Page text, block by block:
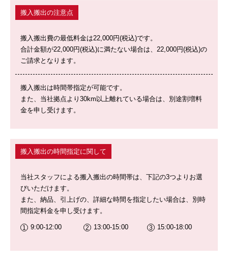
搬入搬出の注意点
搬入搬出費の最低料金は22,000円(税込)です。
合計金額が22,000円(税込)に満たない場合は、22,000円(税込)の
ご請求となります。
搬入搬出は時間帯指定が可能です。
また、当社拠点より30km以上離れている場合は、別途割増料
金を申し受けます。
搬入搬出の時間指定に関して
当社スタッフによる搬入搬出の時間帯は、下記の3つよりお選
びいただけます。
また、納品、引上げの、詳細な時間を指定したい場合は、別時
間指定料金を申し受けます。
9:00-12:00 13:00-15:00 15:00-18:00